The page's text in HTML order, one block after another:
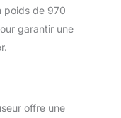
votre
favorisant le
espace,
poids de 970
garantir une
offre une